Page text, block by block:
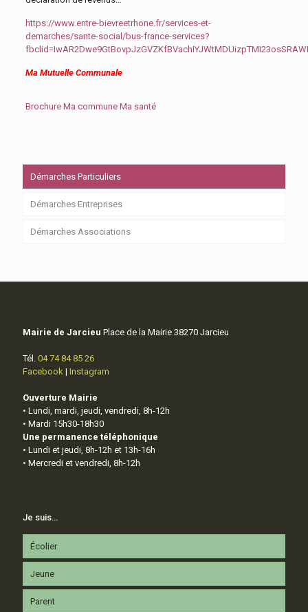
https://www.entre-bievreetrhone.fr/services-et-
demarches/sante-social/bus-france-services?
Ma Mutuelle Communale
Brochure Ma commune Ma santé
Démarches Particuliers
Démarches Entreprises
Démarches Associations
Mairie de Jarcieu Place de la Mairie 38270 Jarcieu
Tél. 04 74 84 85 26
Facebook | Instagram
Ouverture Mairie
• Lundi, mardi, jeudi, vendredi, 8h-12h
• Mardi 15h30-18h30
Une permanence téléphonique
• Lundi et jeudi, 8h-12h et 13h-16h
• Mercredi et vendredi, 8h-12h
Je suis…
Écolier
Jeune
Parent